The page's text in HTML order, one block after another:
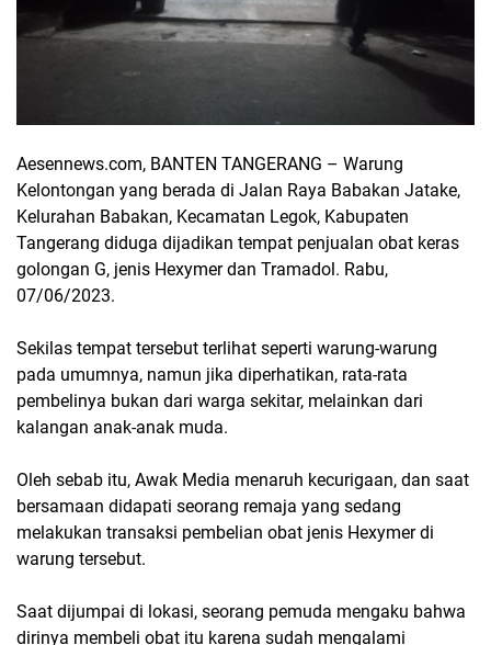
Aesennews.com, BANTEN TANGERANG – Warung
Kelontongan yang berada di Jalan Raya Babakan Jatake,
Kelurahan Babakan, Kecamatan Legok, Kabupaten
Tangerang diduga dijadikan tempat penjualan obat keras
golongan G, jenis Hexymer dan Tramadol. Rabu,
07/06/2023.
Sekilas tempat tersebut terlihat seperti warung-warung
pada umumnya, namun jika diperhatikan, rata-rata
pembelinya bukan dari warga sekitar, melainkan dari
kalangan anak-anak muda.
Oleh sebab itu, Awak Media menaruh kecurigaan, dan saat
bersamaan didapati seorang remaja yang sedang
melakukan transaksi pembelian obat jenis Hexymer di
warung tersebut.
Saat dijumpai di lokasi, seorang pemuda mengaku bahwa
dirinya membeli obat itu karena sudah mengalami